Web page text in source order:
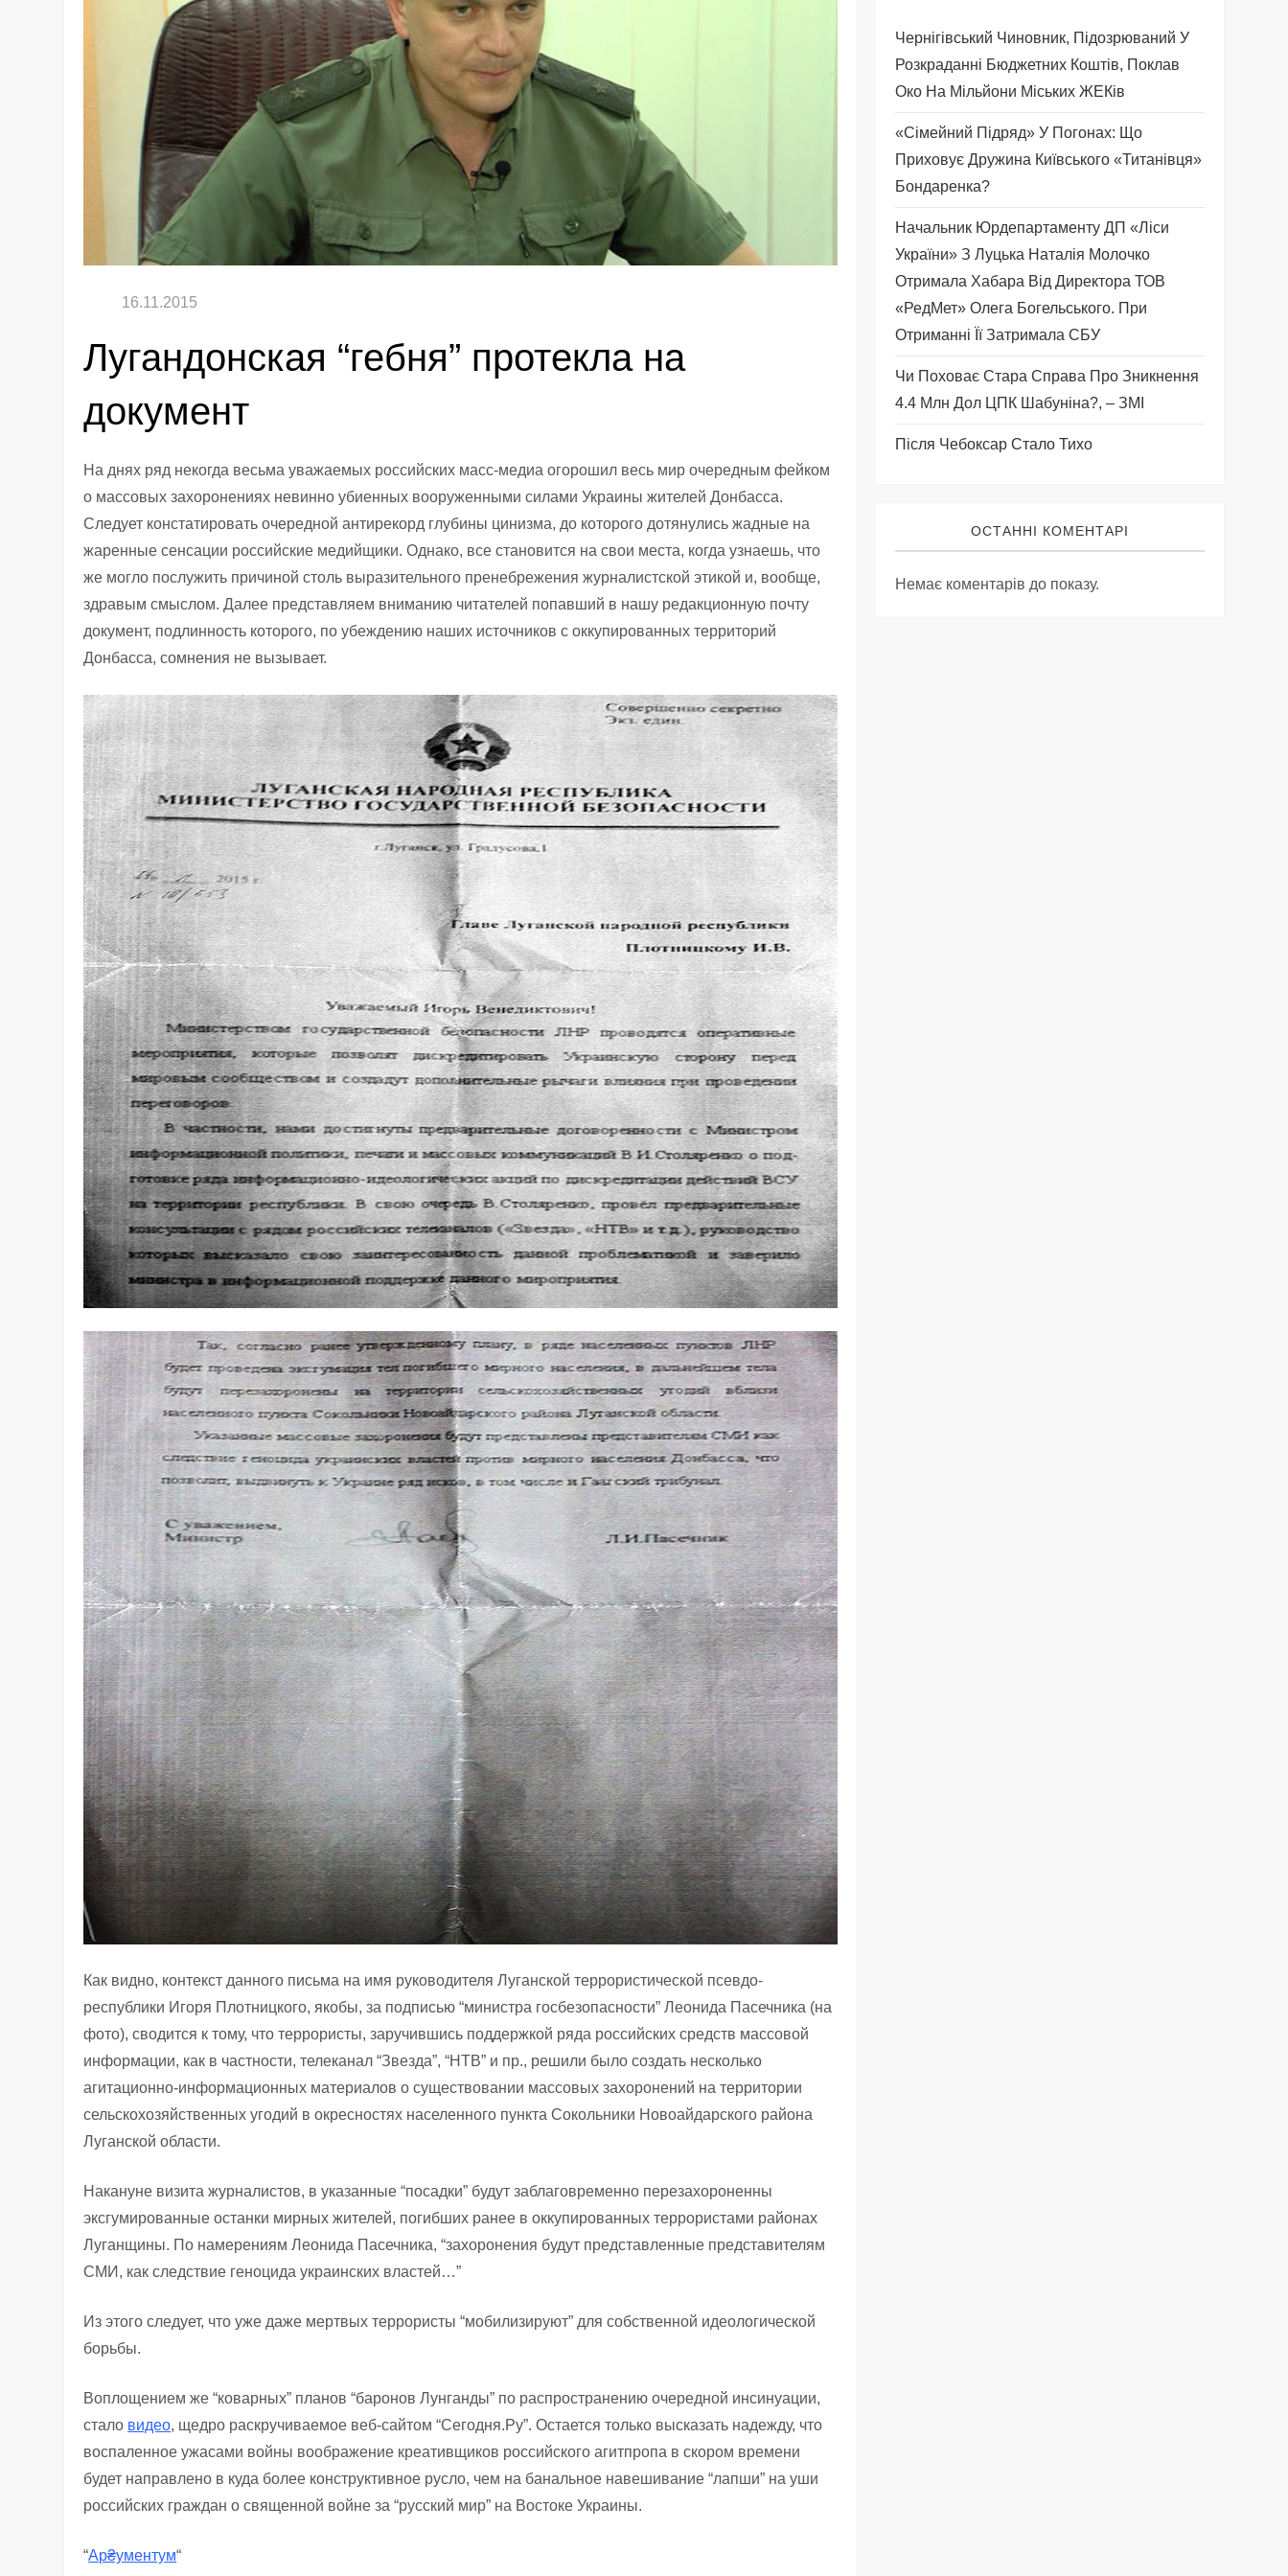
Лугандонская “гебня” протекла на
документ
На днях ряд некогда весьма уважаемых российских масс-медиа огорошил весь мир очередным фейком
о массовых захоронениях невинно убиенных вооруженными силами Украины жителей Донбасса.
Следует констатировать очередной антирекорд глубины цинизма, до которого дотянулись жадные на
жаренные сенсации российские медийщики. Однако, все становится на свои места, когда узнаешь, что
же могло послужить причиной столь выразительного пренебрежения журналистской этикой и, вообще,
здравым смыслом. Далее представляем вниманию читателей попавший в нашу редакционную почту
документ, подлинность которого, по убеждению наших источников с оккупированных территорий
Донбасса, сомнения не вызывает.
Как видно, контекст данного письма на имя руководителя Луганской террористической псевдо-
республики Игоря Плотницкого, якобы, за подписью “министра госбезопасности” Леонида Пасечника (на
фото), сводится к тому, что террористы, заручившись поддержкой ряда российских средств массовой
информации, как в частности, телеканал “Звезда”, “НТВ” и пр., решили было создать несколько
агитационно-информационных материалов о существовании массовых захоронений на территории
сельскохозяйственных угодий в окресностях населенного пункта Сокольники Новоайдарского района
Луганской области.
Накануне визита журналистов, в указанные “посадки” будут заблаговременно перезахороненны
эксгумированные останки мирных жителей, погибших ранее в оккупированных террористами районах
Луганщины. По намерениям Леонида Пасечника, “захоронения будут представленные представителям
СМИ, как следствие геноцида украинских властей…”
Из этого следует, что уже даже мертвых террористы “мобилизируют” для собственной идеологической
борьбы.
Воплощением же “коварных” планов “баронов Лунганды” по распространению очередной инсинуации,
стало видео, щедро раскручиваемое веб-сайтом “Сегодня.Ру”. Остается только высказать надежду, что
воспаленное ужасами войны воображение креативщиков российского агитпропа в скором времени
будет направлено в куда более конструктивное русло, чем на банальное навешивание “лапши” на уши
российских граждан о священной войне за “русский мир” на Востоке Украины.
“Ар₴ументум“
Чернігівський Чиновник, Підозрюваний У
Розкраданні Бюджетних Коштів, Поклав
Око На Мільйони Міських ЖЕКів
«Сімейний Підряд» У Погонах: Що
Приховує Дружина Київського «титанівця»
Бондаренка?
Начальник Юрдепартаменту ДП «Ліси
України» З Луцька Наталія Молочко
Отримала Хабара Від Директора ТОВ
«РедМет» Олега Богельського. При
Отриманні Її Затримала СБУ
Чи Поховає Стара Справа Про Зникнення
4.4 Млн Дол ЦПК Шабуніна?, – ЗМІ
Після Чебоксар Стало Тихо
ОСТАННІ КОМЕНТАРІ
Немає коментарів до показу.